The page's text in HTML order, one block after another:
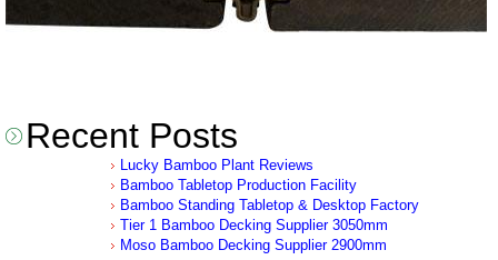
Recent Posts
Lucky Bamboo Plant Reviews
Bamboo Tabletop Production Facility
Bamboo Standing Tabletop & Desktop Factory
Tier 1 Bamboo Decking Supplier 3050mm
Moso Bamboo Decking Supplier 2900mm